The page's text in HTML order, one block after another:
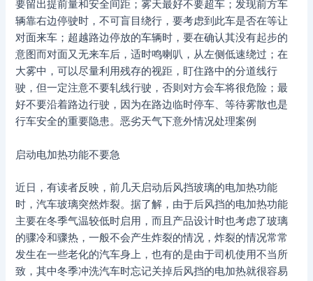
要留出提前量和安全间距；雾天最好不要超车；发现前方车
辆靠右边停驶时，不可盲目绕行，要考虑到此车是否在等让
对面来车；超越路边停放的车辆时，要在确认其没有起步的
意图而对面又无来车后，适时鸣喇叭，从左侧低速绕过；在
大雾中，可以尽量利用残存的视距，盯住路中的分道线行
驶，但一定注意不要轧线行驶，否则对方会车将很危险；最
好不要沿着路边行驶，因为在路边临时停车、等待雾散也是
行车安全的重要隐患。恶劣天气下意外情况处理案例
启动电加热功能不要急
近日，有读者反映，前几天启动后风挡玻璃的电加热功能
时，汽车玻璃突然炸裂。据了解，由于后风挡的电加热功能
主要在冬季气温较低时启用，而且产品设计时也考虑了玻璃
的骤冷和骤热，一般不会产生炸裂的情况，炸裂的情况常常
发生在一些老化的汽车身上，也有的是由于司机使用不当所
致，其中冬季冲洗汽车时忘记关掉后风挡的电加热就很容易